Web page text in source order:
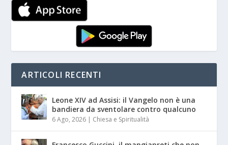
ARTICOLI RECENTI
Leone XIV ad Assisi: il Vangelo non è una
bandiera da sventolare contro qualcuno
6 Ago, 2026 | Chiesa e Spiritualità